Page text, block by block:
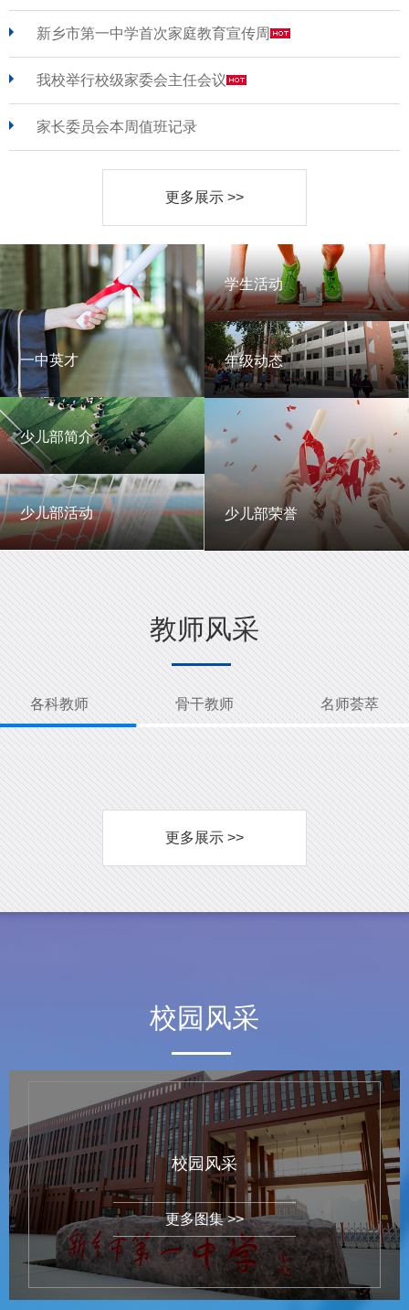
新乡市第一中学首次家庭教育宣传周
我校举行校级家委会主任会议
家长委员会本周值班记录
更多展示 >>
一中英才
一中英才
少儿部简介
少儿部简介
少儿部活动
少儿部活动
学生活动
学生活动
年级动态
年级动态
少儿部荣誉
少儿部荣誉
教师风采
各科教师 骨干教师 名师荟萃
更多展示 >>
校园风采
校园风采
更多图集 >>